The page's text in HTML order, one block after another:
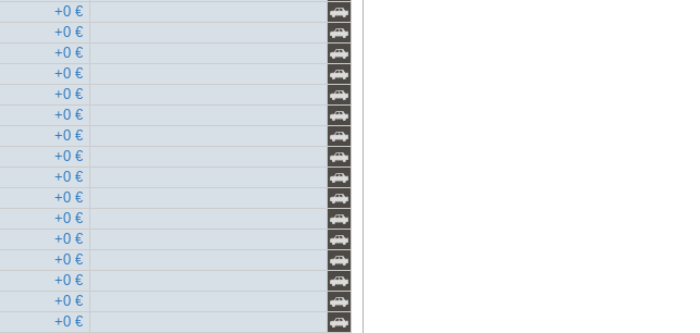
+0 €
+0 €
+0 €
+0 €
+0 €
+0 €
+0 €
+0 €
+0 €
+0 €
+0 €
+0 €
+0 €
+0 €
+0 €
+0 €